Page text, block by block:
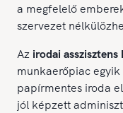
a megfelelő
szervezet
Az irodai asszisztens
munkaerőpiac
papírmentes iroda
jól képzett